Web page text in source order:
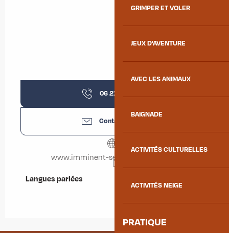
GRIMPER ET VOLER
JEUX D'AVENTURE
AVEC LES ANIMAUX
BAIGNADE
ACTIVITÉS CULTURELLES
ACTIVITÉS NEIGE
PRATIQUE
06 21 73 19
Contactez-nous
www.imminent-securite-privee.com
Langues parlées
Langues parlées